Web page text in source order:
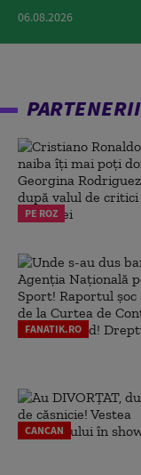
06.08.2026
PE ROZ
FANATIK.RO
CANCAN